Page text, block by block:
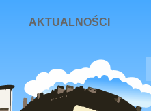
AKTUALNOŚCI